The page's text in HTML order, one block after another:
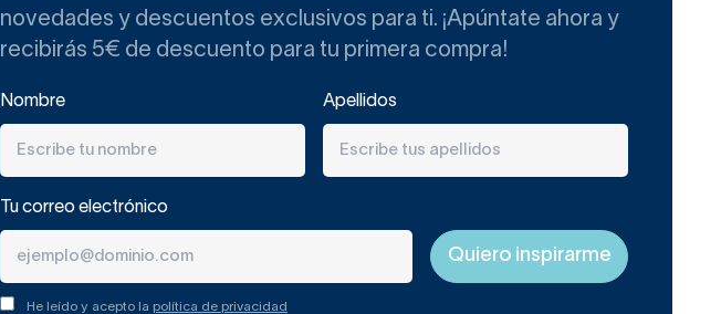
novedades y descuentos exclusivos para ti. ¡Apúntate ahora y
recibirás 5€ de descuento para tu primera compra!
Nombre Apellidos
Tu correo electrónico
He leído y acepto la política de privacidad